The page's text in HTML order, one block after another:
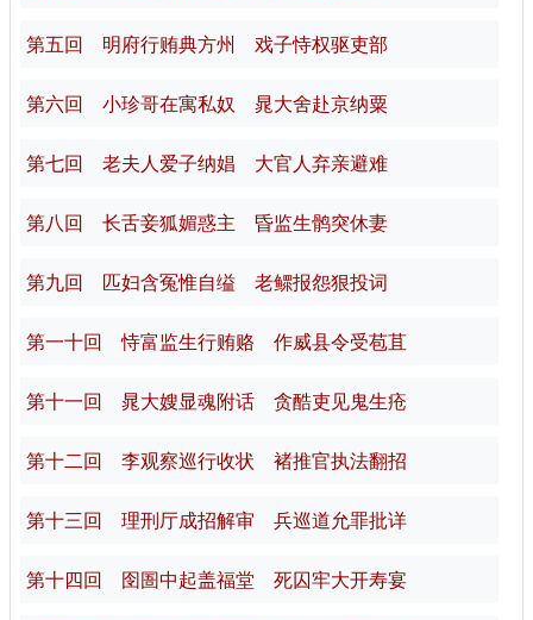
第五回 明府行贿典方州 戏子恃权驱吏部
第六回 小珍哥在寓私奴 晁大舍赴京纳粟
第七回 老夫人爱子纳娼 大官人弃亲避难
第八回 长舌妾狐媚惑主 昏监生鹘突休妻
第九回 匹妇含冤惟自缢 老鳏报怨狠投词
第一十回 恃富监生行贿赂 作威县令受苞苴
第十一回 晁大嫂显魂附话 贪酷吏见鬼生疮
第十二回 李观察巡行收状 褚推官执法翻招
第十三回 理刑厅成招解审 兵巡道允罪批详
第十四回 囹圄中起盖福堂 死囚牢大开寿宴